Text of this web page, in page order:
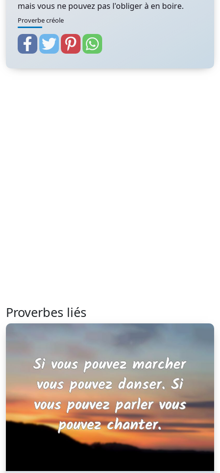
mais vous ne pouvez pas l'obliger à en boire.
Proverbe créole
Proverbes liés